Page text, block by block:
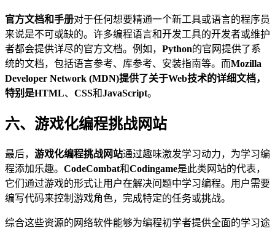
官方文档和手册对于任何想要精通一个新工具或语言的程序员
来说是不可或缺的。许多编程语言和开发工具的开发者或维护
者都会提供详尽的官方文档。例如， Python的官网提供了系
统的文档，包括语言参考、库参考、安装指南等。而Mozilla
Developer Network (MDN)提供了关于Web技术的详细文档，
特别是HTML、 CSS和JavaScript。
六、游戏化编程挑战网站
最后， 游戏化编程挑战网站通过趣味激发学习动力，为学习编
程添加乐趣。 CodeCombat和Codingame是此类网站的代表，
它们通过游戏的形式让用户在解决问题中学习编程。用户需要
编写代码来控制游戏角色，完成特定的任务或挑战。
综合这些资源的网络软件能够为编程初学者提供全面的学习途